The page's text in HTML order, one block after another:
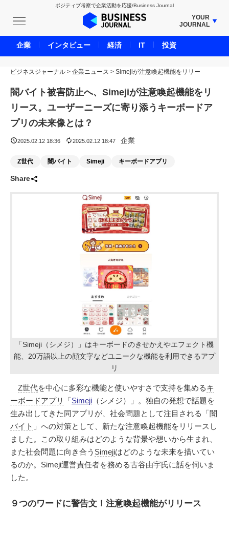
ポジティブ考察で企業活動を応援/Business Journal
YOUR
JOURNAL
BUSINESS JOURNAL
UNICORN JOURNAL
CARBON CREDITS JOURNAL
IVS JOURNAL
ENERGY MANAGEMENT JOURNAL
INBOUND JOURNAL
REAL ESTATE BROKERAGE JOURNAL
BPaaS JOURNAL
ADOPTABLE DOG JOURNAL
ビジネスジャーナル > 企業ニュース > Simejiが注意喚起機能をリリー
闇バイト被害防止へ、Simejiが注意喚起機能をリ
リース。ユーザーニーズに寄り添うキーボードア
プリの未来像とは？
2025.02.12 18:36 2025.02.12 18:47 企業
Z世代 闇バイト Simeji キーボードアプリ
Share
「Simeji（シメジ）」はキーボードのきせかえやエフェクト機
能、20万語以上の顔文字などユニークな機能を利用できるアプ
リ
Z世代を中心に多彩な機能と使いやすさで支持を集めるキ
ーボードアプリ
「Simeji （シメジ）」。独自の発想で話題を
生み出してきた同アプリが、社会問題として注目される「闇
バイト 」への対策として、新たな注意喚起機能をリリースし
ました。この取り組みはどのような背景や想いから生まれ、
また社会問題に向き合う Simejiはどのような未来を描いてい
るのか。Simeji運営責任者を務める古谷由宇氏に話を伺いま
した。
９つのワードに警告文！注意喚起機能がリリース
企業 インタビュー 経済 IT 投資